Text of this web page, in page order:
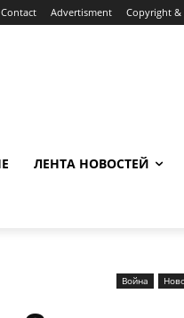
Contact Advertisment Copyright &
ЛЕНТА НОВОСТЕЙ
Война